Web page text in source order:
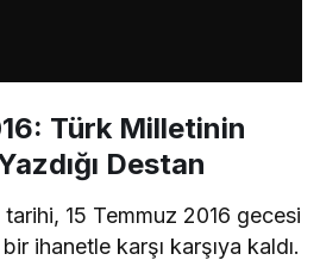
Türk Milletinin
Destan
15 Temmuz 2016 gecesi
ihanetle karşı karşıya kaldı.